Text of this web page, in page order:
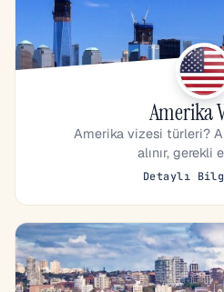
Amerika
Amerika vizesi türleri?
alınır, gerekli
Detaylı